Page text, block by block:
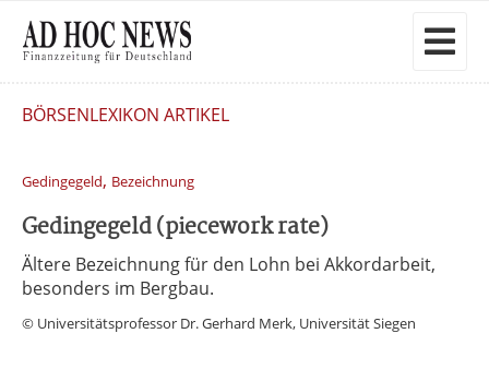
BÖRSENLEXIKON ARTIKEL
Gedingegeld, Bezeichnung
Gedingegeld (piecework rate)
Ältere Bezeichnung für den Lohn bei Akkordarbeit,
besonders im Bergbau.
© Universitätsprofessor Dr. Gerhard Merk, Universität Siegen